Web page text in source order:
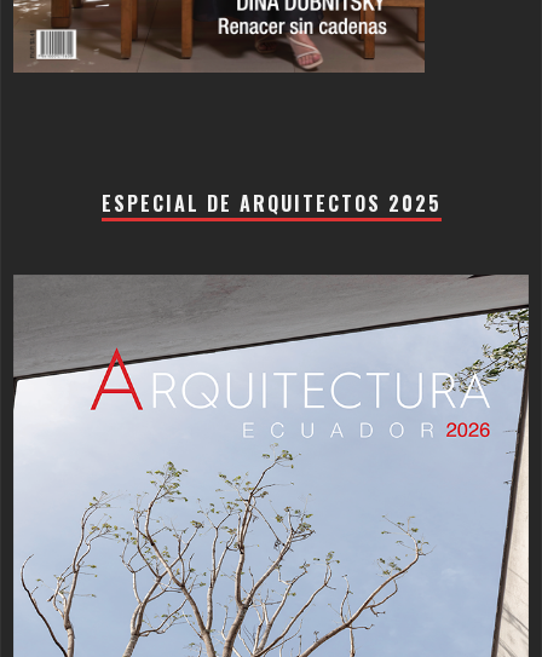
ESPECIAL DE ARQUITECTOS 2025